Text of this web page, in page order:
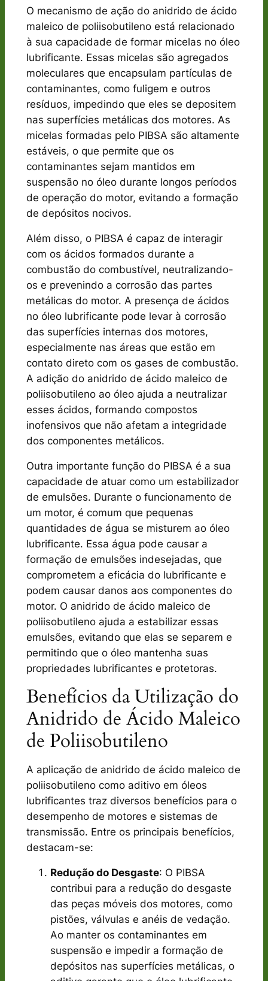
O mecanismo de ação do anidrido de ácido
maleico de poliisobutileno está relacionado
à sua capacidade de formar micelas no óleo
lubrificante. Essas micelas são agregados
moleculares que encapsulam partículas de
contaminantes, como fuligem e outros
resíduos, impedindo que eles se depositem
nas superfícies metálicas dos motores. As
micelas formadas pelo PIBSA são altamente
estáveis, o que permite que os
contaminantes sejam mantidos em
suspensão no óleo durante longos períodos
de operação do motor, evitando a formação
de depósitos nocivos.
Além disso, o PIBSA é capaz de interagir
com os ácidos formados durante a
combustão do combustível, neutralizando-
os e prevenindo a corrosão das partes
metálicas do motor. A presença de ácidos
no óleo lubrificante pode levar à corrosão
das superfícies internas dos motores,
especialmente nas áreas que estão em
contato direto com os gases de combustão.
A adição do anidrido de ácido maleico de
poliisobutileno ao óleo ajuda a neutralizar
esses ácidos, formando compostos
inofensivos que não afetam a integridade
dos componentes metálicos.
Outra importante função do PIBSA é a sua
capacidade de atuar como um estabilizador
de emulsões. Durante o funcionamento de
um motor, é comum que pequenas
quantidades de água se misturem ao óleo
lubrificante. Essa água pode causar a
formação de emulsões indesejadas, que
comprometem a eficácia do lubrificante e
podem causar danos aos componentes do
motor. O anidrido de ácido maleico de
poliisobutileno ajuda a estabilizar essas
emulsões, evitando que elas se separem e
permitindo que o óleo mantenha suas
propriedades lubrificantes e protetoras.
Benefícios da Utilização do
Anidrido de Ácido Maleico
de Poliisobutileno
A aplicação de anidrido de ácido maleico de
poliisobutileno como aditivo em óleos
lubrificantes traz diversos benefícios para o
desempenho de motores e sistemas de
transmissão. Entre os principais benefícios,
destacam-se:
Redução do Desgaste: O PIBSA
contribui para a redução do desgaste
das peças móveis dos motores, como
pistões, válvulas e anéis de vedação.
Ao manter os contaminantes em
suspensão e impedir a formação de
depósitos nas superfícies metálicas, o